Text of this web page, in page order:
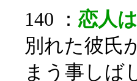
140 ： 恋人
別れた彼氏
まう事しば